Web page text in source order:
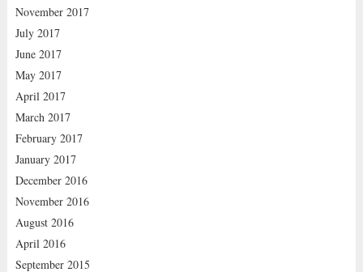
November 2017
July 2017
June 2017
May 2017
April 2017
March 2017
February 2017
January 2017
December 2016
November 2016
August 2016
April 2016
September 2015